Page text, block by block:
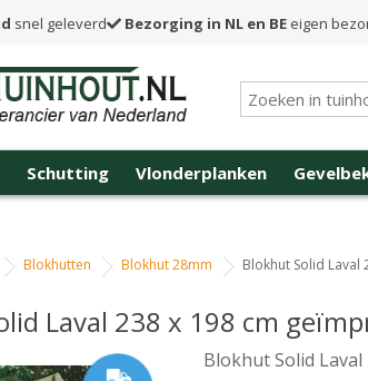
snel geleverd Bezorging in NL en BE eigen
Schutting Vlonderplanken
Blokhutten Blokhut 28mm Blokhut Solid Laval
Laval 238 x 198 cm
Blokhut Solid